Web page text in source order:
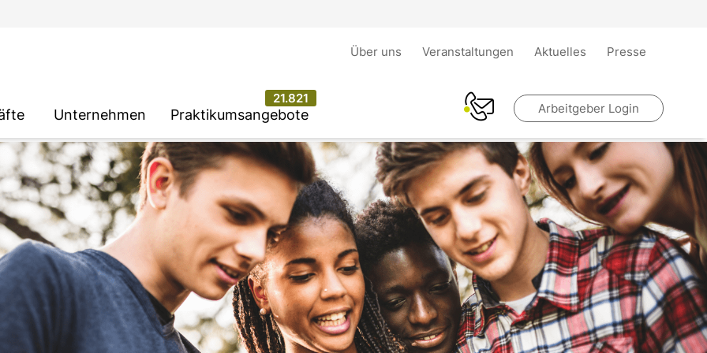
Über uns Veranstaltungen Aktuelles Presse
Unternehmen Praktikumsangebote
21.821
Arbeitgeber Login